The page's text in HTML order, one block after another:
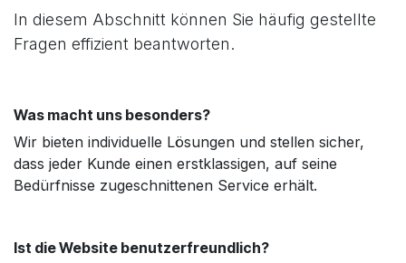
In diesem Abschnitt können Sie häufig gestellte
Fragen effizient beantworten.
Was macht uns besonders?
Wir bieten individuelle Lösungen und stellen sicher,
dass jeder Kunde einen erstklassigen, auf seine
Bedürfnisse zugeschnittenen Service erhält.
Ist die Website benutzerfreundlich?